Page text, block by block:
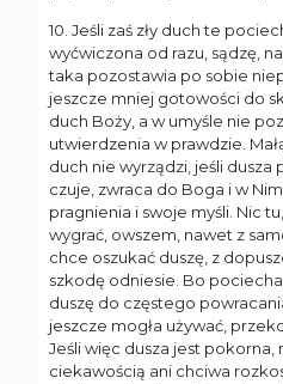
10. Jeśli zaś zły duch te
wyćwiczona od razu, sądzę,
taka pozostawia po sobie
jeszcze mniej gotowości do
duch Boży, a w umyśle nie
utwierdzenia w prawdzie.
duch nie wyrządzi, jeśli
czuje, zwraca do Boga i w
pragnienia i swoje myśli. Nic
wygrać, owszem, nawet z
chce oszukać duszę, z
szkodę odniesie. Bo
duszę do częstego
jeszcze mogła używać,
Jeśli więc dusza jest pokorna,
ciekawością ani chciwa